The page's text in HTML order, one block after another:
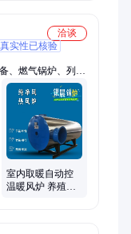
洽谈
真实性已核验
、燃气锅炉、列管
室内取暖自动控
温暖风炉 养殖场